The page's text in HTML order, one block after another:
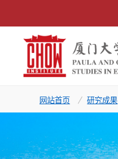
网站首页 研究成果